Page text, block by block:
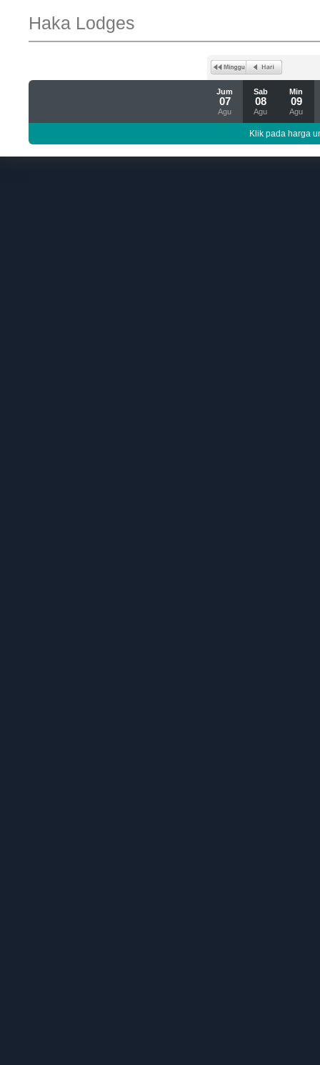
Haka Lodges
Jum
07
Agu
Sab
08
Agu
Min
09
Agu
Klik pada harga